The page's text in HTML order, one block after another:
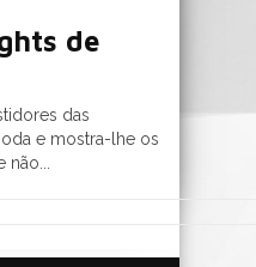
de
das
e mostra-lhe os